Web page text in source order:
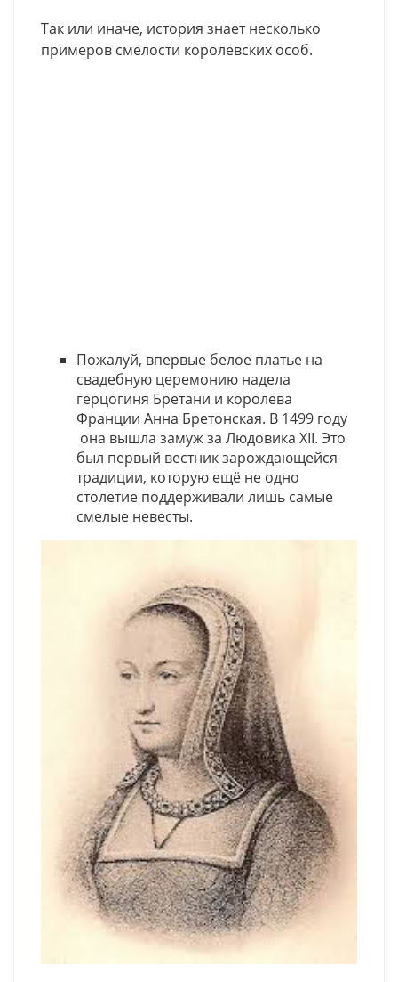
Так или иначе, история знает несколько
примеров смелости королевских особ.
Пожалуй, впервые белое платье на
свадебную церемонию надела
герцогиня Бретани и королева
Франции Анна Бретонская. В 1499 году
она вышла замуж за Людовика XII. Это
был первый вестник зарождающейся
традиции, которую ещё не одно
столетие поддерживали лишь самые
смелые невесты.